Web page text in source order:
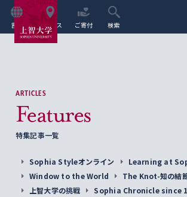
言語 アクセス ご寄付 検索
ARTICLES
Features
特集記事一覧
Sophia Styleオンライン
Learning at
Window to the World
The Knot-知の結
上智大学の挑戦
Sophia Chronicle since